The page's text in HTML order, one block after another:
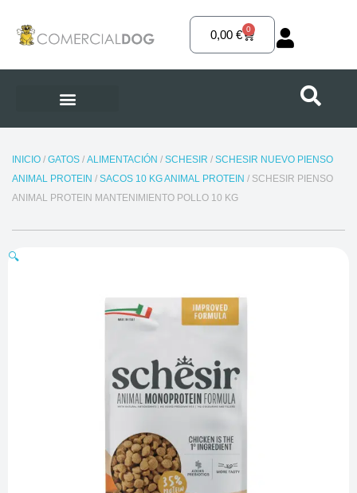
contenido
0,00€ 0
Carrito
INICIO/ GATOS/ ALIMENTACIÓN / SCHESIR / SCHESIR NUEVO PIENSO
ANIMAL PROTEIN / SACOS 10 KG ANIMAL PROTEIN / SCHESIR PIENSO
ANIMAL PROTEIN MANTENIMIENTO POLLO 10 KG
🔍